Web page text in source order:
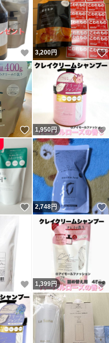
いいね！
3,200円
いいね！
1,950円
いいね！
2,748円
いいね！
1,399円